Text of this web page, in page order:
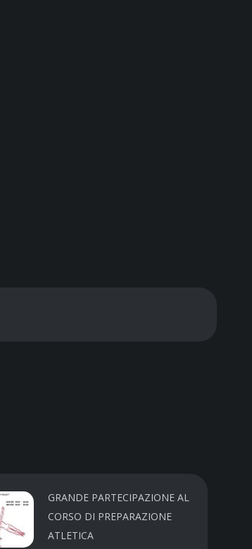
GRANDE PARTECIPAZIONE AL
CORSO DI PREPARAZIONE
ATLETICA